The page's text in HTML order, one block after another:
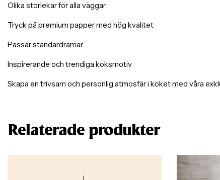
Olika storlekar för alla väggar
Tryck på premium papper med hög kvalitet
Passar standardramar
Inspirerande och trendiga köksmotiv
Skapa en trivsam och personlig atmosfär i köket med våra
Relaterade produkter